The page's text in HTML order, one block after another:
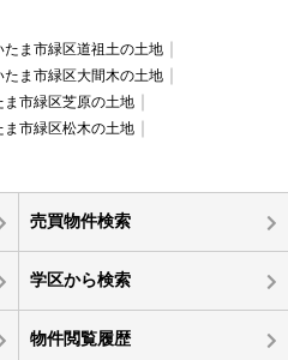
たま市緑区道祖土の土地
たま市緑区大間木の土地
ま市緑区芝原の土地
ま市緑区松木の土地
売買物件検索
学区から検索
物件閲覧履歴